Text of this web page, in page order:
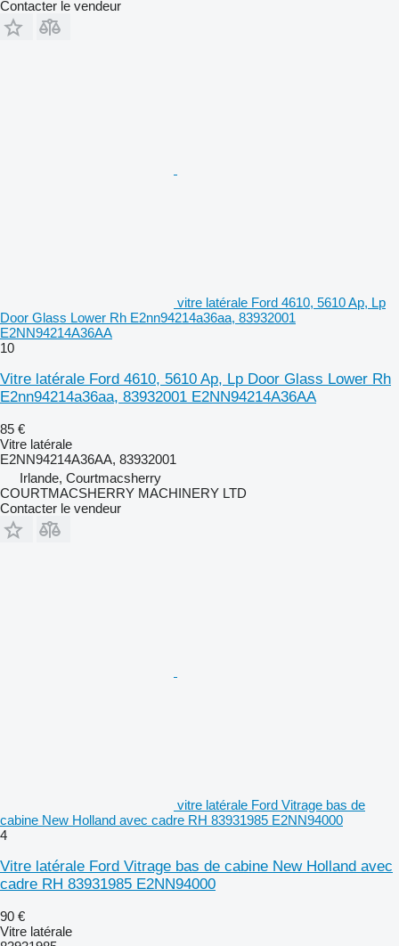
Contacter le vendeur
vitre latérale Ford 4610, 5610 Ap, Lp
Door Glass Lower Rh E2nn94214a36aa, 83932001
E2NN94214A36AA
10
Vitre latérale Ford 4610, 5610 Ap, Lp Door Glass Lower Rh
E2nn94214a36aa, 83932001 E2NN94214A36AA
85 €
Vitre latérale
E2NN94214A36AA, 83932001
Irlande, Courtmacsherry
COURTMACSHERRY MACHINERY LTD
Contacter le vendeur
vitre latérale Ford Vitrage bas de
cabine New Holland avec cadre RH 83931985 E2NN94000
4
Vitre latérale Ford Vitrage bas de cabine New Holland avec
cadre RH 83931985 E2NN94000
90 €
Vitre latérale